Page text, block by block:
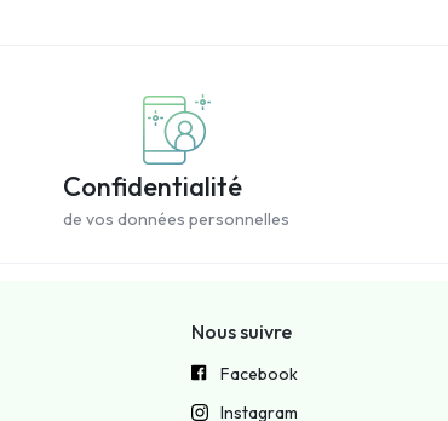
Confidentialité
de vos données personnelles
Nous suivre
Facebook
Instagram